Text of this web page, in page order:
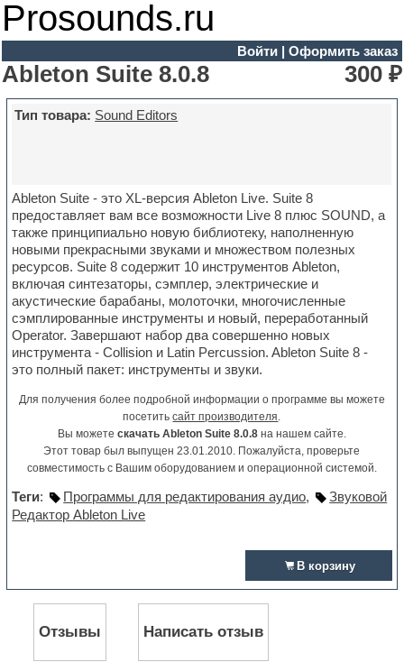
Prosounds.ru
Войти| Оформить заказ
Ableton Suite 8.0.8 300 ₽
Тип товара: Sound Editors
Ableton Suite - это XL-версия Ableton Live. Suite 8
предоставляет вам все возможности Live 8 плюс SOUND, а
также принципиально новую библиотеку, наполненную
новыми прекрасными звуками и множеством полезных
ресурсов. Suite 8 содержит 10 инструментов Ableton,
включая синтезаторы, сэмплер, электрические и
акустические барабаны, молоточки, многочисленные
сэмплированные инструменты и новый, переработанный
Operator. Завершают набор два совершенно новых
инструмента - Collision и Latin Percussion. Ableton Suite 8 -
это полный пакет: инструменты и звуки.
Для получения более подробной информации о программе вы можете
посетитьсайт производителя.
Вы можете скачать Ableton Suite 8.0.8на нашем сайте.
Этот товар был выпущен 23.01.2010. Пожалуйста, проверьте
совместимость с Вашим оборудованием и операционной системой.
Теги: Программы для редактирования аудио,
Звуковой
Редактор Ableton Live
В корзину
Отзывы Написать отзыв